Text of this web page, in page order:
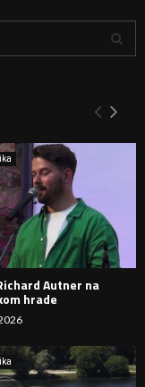
Y
H
D
A
Autner na
hrade